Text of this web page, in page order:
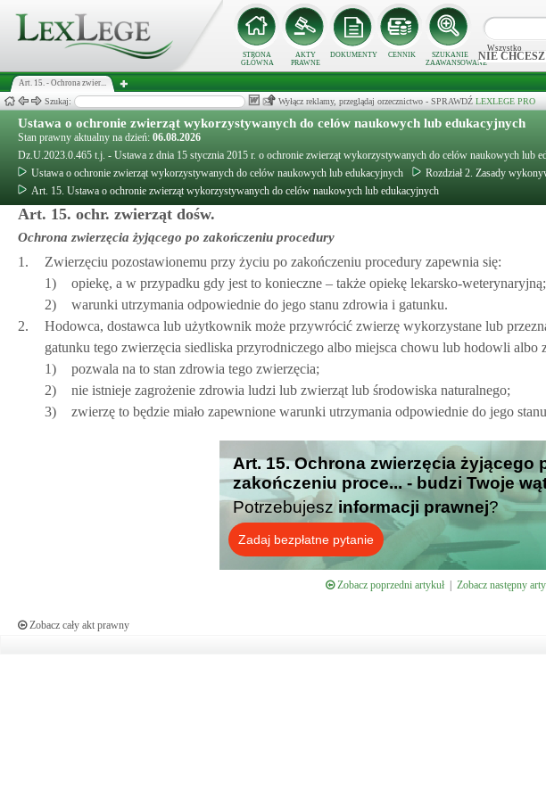
STRONA
GŁÓWNA
AKTY
PRAWNE
DOKUMENTY CENNIK
SZUKANIE
ZAAWANSOWANE
Wszystko
NIE
Art. 15. - Ochrona zwier...
Szukaj: Wyłącz reklamy, przeglądaj orzecznictwo - SPRAWDŹ LEXLEGE PRO
Ustawa o ochronie zwierząt wykorzystywanych do celów naukowych lub edukacyjnych
Stan prawny aktualny na dzień: 06.08.2026
Dz.U.2023.0.465 t.j. - Ustawa z dnia 15 stycznia 2015 r. o ochronie zwierząt wykorzystywanych do celów naukowych lub
Ustawa o ochronie zwierząt wykorzystywanych do celów naukowych lub edukacyjnych
Rozdział 2. Zasady
Art. 15. Ustawa o ochronie zwierząt wykorzystywanych do celów naukowych lub edukacyjnych
Art. 15. ochr. zwierząt dośw.
Ochrona zwierzęcia żyjącego po zakończeniu procedury
1.
Zwierzęciu pozostawionemu przy życiu po zakończeniu procedury zapewnia się:
1)
opiekę, a w przypadku gdy jest to konieczne – także opiekę lekarsko-weterynaryjną;
2)
warunki utrzymania odpowiednie do jego stanu zdrowia i gatunku.
2.
Hodowca, dostawca lub użytkownik może przywrócić zwierzę wykorzystane lub
gatunku tego zwierzęcia siedliska przyrodniczego albo miejsca chowu lub hodowli
1)
pozwala na to stan zdrowia tego zwierzęcia;
2)
nie istnieje zagrożenie zdrowia ludzi lub zwierząt lub środowiska naturalnego;
3)
zwierzę to będzie miało zapewnione warunki utrzymania odpowiednie do jego
Art. 15. Ochrona zwierzęcia żyjącego
zakończeniu proce... - budzi Twoje
Potrzebujesz informacji prawnej?
Zadaj bezpłatne pytanie
Zobacz poprzedni artykuł| Zobacz następny
Zobacz cały akt prawny